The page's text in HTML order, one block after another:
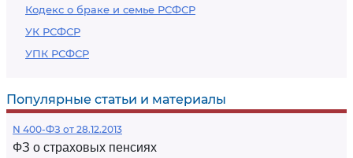
Кодекс о браке и семье РСФСР
УК РСФСР
УПК РСФСР
Популярные статьи и материалы
N 400-ФЗ от 28.12.2013
ФЗ о страховых пенсиях